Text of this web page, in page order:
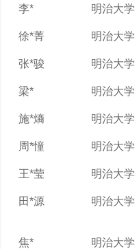
李* 明治大学
徐*菁 明治大学
张*骏 明治大学
梁* 明治大学
施*熵 明治大学
周*憧 明治大学
王*莹 明治大学
田*源 明治大学
焦* 明治大学